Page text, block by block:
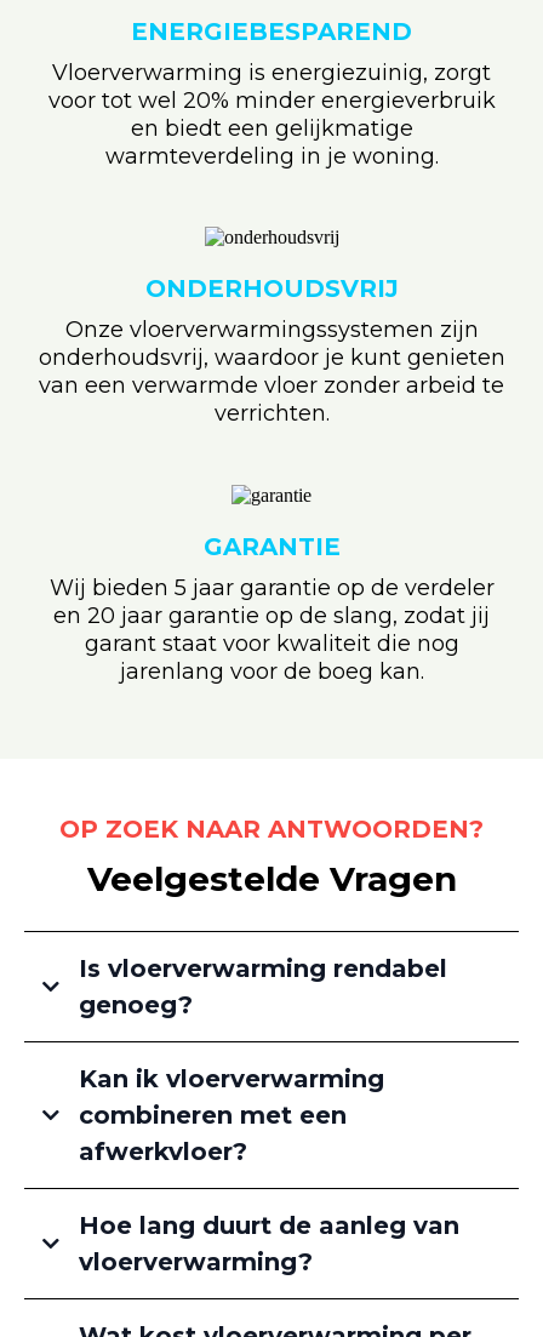
ENERGIEBESPAREND
Vloerverwarming is energiezuinig, zorgt
voor tot wel 20% minder energieverbruik
en biedt een gelijkmatige
warmteverdeling in je woning.
ONDERHOUDSVRIJ
Onze vloerverwarmingssystemen zijn
onderhoudsvrij, waardoor je kunt genieten
van een verwarmde vloer zonder arbeid te
verrichten.
GARANTIE
Wij bieden 5 jaar garantie op de verdeler
en 20 jaar garantie op de slang, zodat jij
garant staat voor kwaliteit die nog
jarenlang voor de boeg kan.
OP ZOEK NAAR ANTWOORDEN?
Veelgestelde Vragen
Is vloerverwarming rendabel
genoeg?
Kan ik vloerverwarming
combineren met een
afwerkvloer?
Hoe lang duurt de aanleg van
vloerverwarming?